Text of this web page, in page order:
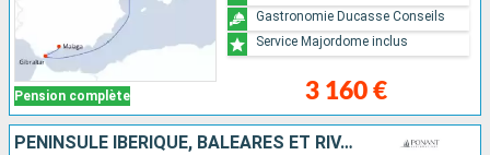
Pension complète 3 160 €
Gastronomie Ducasse Conseils
Service Majordome inclus
PÉNINSULE IBÉRIQUE, BALÉARES ET RIVAGES MAROCAINS